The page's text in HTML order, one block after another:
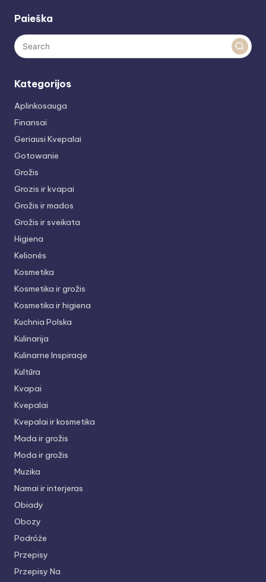
Paieška
Kategorijos
Aplinkosauga
Finansai
Geriausi Kvepalai
Gotowanie
Grožis
Grozis ir kvapai
Grožis ir mados
Grožis ir sveikata
Higiena
Kelionės
Kosmetika
Kosmetika ir grožis
Kosmetika ir higiena
Kuchnia Polska
Kulinarija
Kulinarne Inspiracje
Kultūra
Kvapai
Kvepalai
Kvepalai ir kosmetika
Mada ir grožis
Moda ir grožis
Muzika
Namai ir interjeras
Obiady
Obozy
Podróże
Przepisy
Przepisy Na